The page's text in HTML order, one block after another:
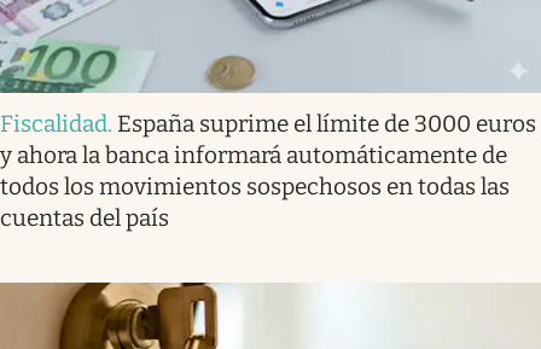
Fiscalidad. España suprime el límite de 3000 euros
y ahora la banca informará automáticamente de
todos los movimientos sospechosos en todas las
cuentas del país